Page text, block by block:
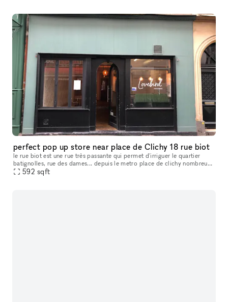
perfect pop up store near place de Clichy 18 rue biot
le rue biot est une rue très passante qui permet d'irriguer le quartier
batignolles, rue des dames... depuis le metro place de clichy nombreux
cafés et restaurants salle de spectacle à proximité cli
592 sqft